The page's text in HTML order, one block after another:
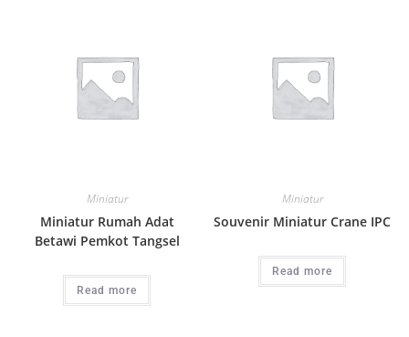
Miniatur
Miniatur Rumah Adat
Betawi Pemkot Tangsel
Read more
Miniatur
Souvenir Miniatur Crane IPC
Read more